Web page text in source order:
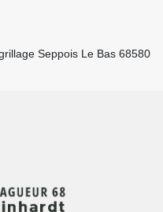
Seppois Le Bas 68580